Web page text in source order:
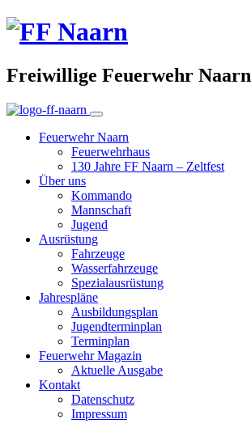
Freiwillige Feuerwehr Naarn
Feuerwehr Naarn
Feuerwehrhaus
130 Jahre FF Naarn – Zeltfest
Über uns
Kommando
Mannschaft
Jugend
Ausrüstung
Fahrzeuge
Wasserfahrzeuge
Spezialausrüstung
Jahrespläne
Ausbildungsplan
Jugendterminplan
Terminplan
Feuerwehr Magazin
Aktuelle Ausgabe
Kontakt
Datenschutz
Impressum